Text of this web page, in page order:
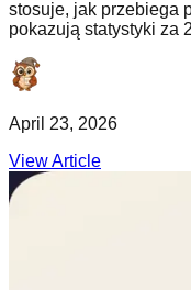
stosuje, jak przebiega
pokazują statystyki za
April 23, 2026
View Article